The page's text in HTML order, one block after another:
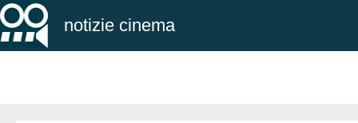
notizie cinema